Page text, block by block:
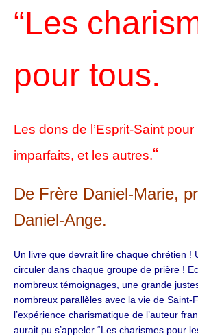
“Les
pour tous.
Les dons de l’Esprit-Saint
imparfaits, et les autres.“
De Frère Daniel-Marie,
Daniel-Ange.
Un livre que devrait lire chaque chrétien !
circuler dans chaque groupe de prière !
nombreux témoignages, une grande
nombreux parallèles avec la vie de
l’expérience charismatique de l’auteur
aurait pu s’appeler “Les charismes pour